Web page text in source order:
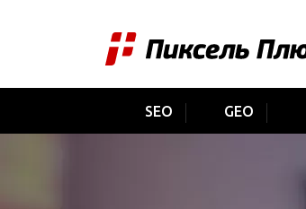
SEO GEO